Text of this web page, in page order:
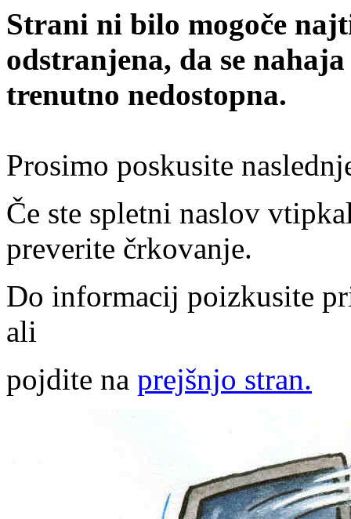
Strani ni bilo mogoče
odstranjena, da se
trenutno nedostopna.
Prosimo poskusite
Če ste spletni naslov
preverite črkovanje.
Do informacij poizkusite
ali
pojdite na prejšnjo stran.